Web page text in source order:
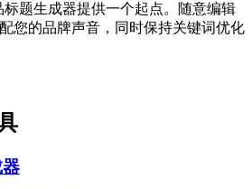
标题生成器提供一个起点。随意编辑
您的品牌声音，同时保持关键词优化